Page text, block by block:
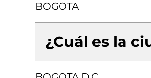
BOGOTA
¿Cuál es la